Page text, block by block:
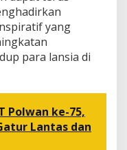
yang
para lansia di
Polwan ke-75,
Lantas dan